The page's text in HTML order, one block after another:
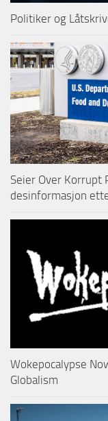
Politiker og
Seier Over Korrupt
desinformasjon
Wokepocalypse
Globalism